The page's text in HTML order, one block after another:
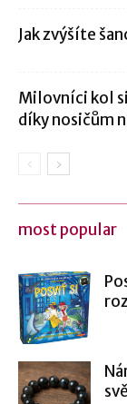
Jak zvýšíte
Milovníci kol
díky nosičům
most popular